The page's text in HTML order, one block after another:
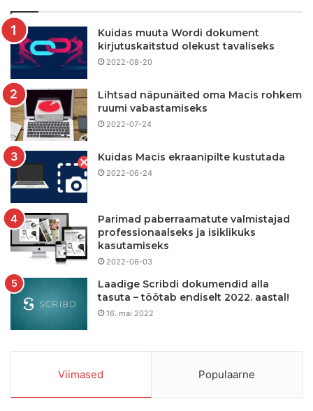
Kuidas muuta Wordi dokument
kirjutuskaitstud olekust tavaliseks
2022-08-20
Lihtsad näpunäited oma Macis rohkem
ruumi vabastamiseks
2022-07-24
Kuidas Macis ekraanipilte kustutada
2022-06-24
Parimad paberraamatute valmistajad
professionaalseks ja isiklikuks
kasutamiseks
2022-06-03
Laadige Scribdi dokumendid alla
tasuta – töötab endiselt 2022. aastal!
16. mai 2022
Viimased Populaarne